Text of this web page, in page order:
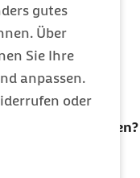
gutes
Über
Sie Ihre
anpassen.
oder
regelmäßig erhalten?